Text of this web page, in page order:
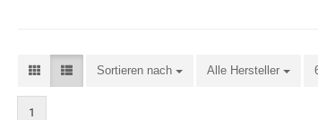
Sortieren nach Alle Hersteller
1